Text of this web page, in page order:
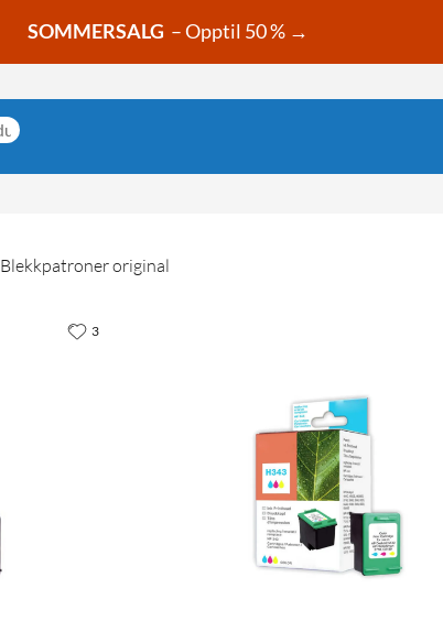
SOMMERSALG – Opptil 50 % →
Blekkpatroner original
3